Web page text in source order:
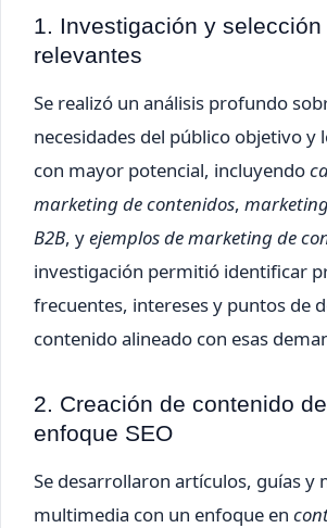
1. Investigación y
relevantes
Se realizó un análisis profundo
necesidades del público objetivo y
con mayor potencial, incluyendo
marketing de contenidos,
B2B, yejemplos de marketing de
investigación permitió identificar
frecuentes, intereses y puntos de
contenido alineado con esas
2. Creación de contenido
enfoque SEO
Se desarrollaron artículos, guías y
multimedia con un enfoque en